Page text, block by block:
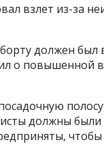
взлет из-за
должен
о повышенной
полосу
должны